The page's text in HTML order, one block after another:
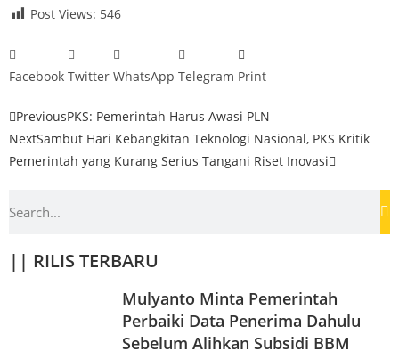
Post Views: 546
Facebook Twitter WhatsApp Telegram Print
PreviousPKS: Pemerintah Harus Awasi PLN
NextSambut Hari Kebangkitan Teknologi Nasional, PKS Kritik
Pemerintah yang Kurang Serius Tangani Riset Inovasi
|| RILIS TERBARU
Mulyanto Minta Pemerintah
Perbaiki Data Penerima Dahulu
Sebelum Alihkan Subsidi BBM